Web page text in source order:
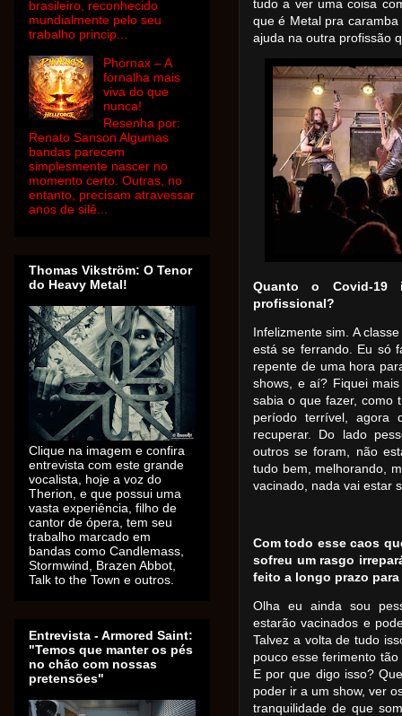
tudo a ver uma coisa
que é Metal pra
ajuda na outra profissão
Quanto o Covid-19
profissional?
Infelizmente sim. A
está se ferrando. Eu só
repente de uma hora
shows, e aí? Fiquei
sabia o que fazer, como
período terrível, agora
recuperar. Do lado
outros se foram, não
tudo bem, melhorando,
vacinado, nada vai estar
Com todo esse caos
sofreu um rasgo
feito a longo prazo
Olha eu ainda sou
estarão vacinados e
Talvez a volta de tudo
pouco esse ferimento
E por que digo isso?
poder ir a um show, ver
tranquilidade de que
brasileiro, reconhecido
mundialmente pelo seu
trabalho princip...
Phornax – A
fornalha mais
viva do que
nunca!
Resenha por:
Renato Sanson Algumas
bandas parecem
simplesmente nascer no
momento certo. Outras, no
entanto, precisam atravessar
anos de silê...
Thomas Vikström: O Tenor
do Heavy Metal!
Clique na imagem e confira
entrevista com este grande
vocalista, hoje a voz do
Therion, e que possui uma
vasta experiência, filho de
cantor de ópera, tem seu
trabalho marcado em
bandas como Candlemass,
Stormwind, Brazen Abbot,
Talk to the Town e outros.
Entrevista - Armored Saint:
"Temos que manter os pés
no chão com nossas
pretensões"